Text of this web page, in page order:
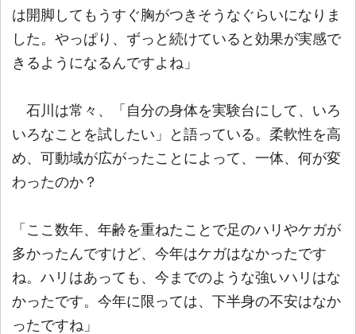
は開脚してもうすぐ胸がつきそうなぐらいになりま
した。やっぱり、ずっと続けていると効果が実感で
きるようになるんですよね」
石川は常々、「自分の身体を実験台にして、いろ
いろなことを試したい」と語っている。柔軟性を高
め、可動域が広がったことによって、一体、何が変
わったのか？
「ここ数年、年齢を重ねたことで足のハリやケガが
多かったんですけど、今年はケガはなかったです
ね。ハリはあっても、今までのような強いハリはな
かったです。今年に限っては、下半身の不安はなか
ったですね」